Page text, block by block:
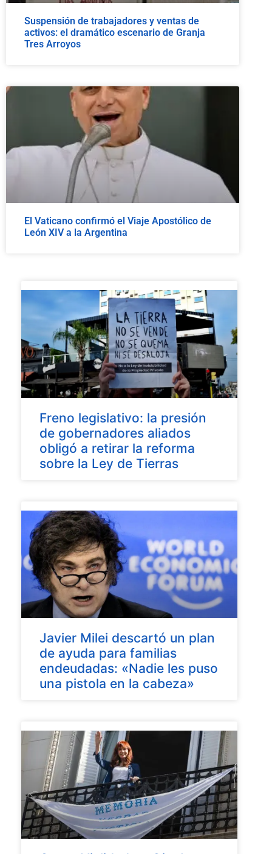
Suspensión de trabajadores y ventas de
activos: el dramático escenario de Granja
Tres Arroyos
El Vaticano confirmó el Viaje Apostólico de
León XIV a la Argentina
Freno legislativo: la presión
de gobernadores aliados
obligó a retirar la reforma
sobre la Ley de Tierras
Javier Milei descartó un plan
de ayuda para familias
endeudadas: «Nadie les puso
una pistola en la cabeza»